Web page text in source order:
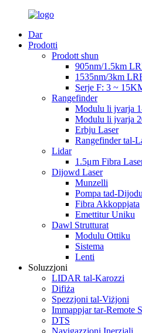
Dar
Prodotti
Prodott sħun
905nm/1.5km
1535nm/3km
Serje F: 3 ~
Rangefinder
Modulu li jvarja
Modulu li jvarja
Erbju Laser
Rangefinder tal-
Lidar
1.5μm Fibra
Dijowd Laser
Munzelli
Pompa tad-Dijodu
Fibra Akkoppjata
Emettitur Uniku
Dawl Strutturat
Modulu Ottiku
Sistema
Lenti
Soluzzjoni
LIDAR tal-Karozzi
Difiża
Spezzjoni tal-Viżjoni
Immappjar tar-Remote
DTS
Navigazzjoni Inerzjali